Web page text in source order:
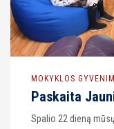
MOKYKLOS
Paskaita
Spalio 22 dieną